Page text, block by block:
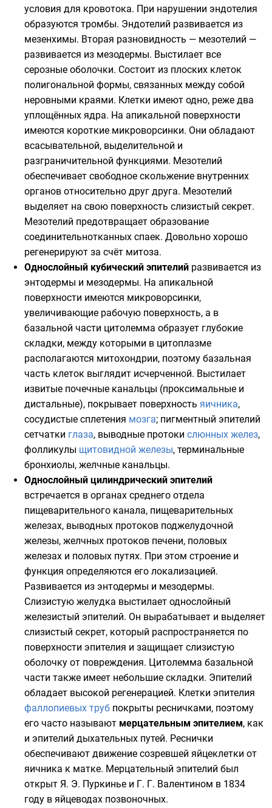
условия для кровотока. При нарушении эндотелия
образуются тромбы. Эндотелий развивается из
мезенхимы. Вторая разновидность — мезотелий —
развивается из мезодермы. Выстилает все
серозные оболочки. Состоит из плоских клеток
полигональной формы, связанных между собой
неровными краями. Клетки имеют одно, реже два
уплощённых ядра. На апикальной поверхности
имеются короткие микроворсинки. Они обладают
всасывательной, выделительной и
разграничительной функциями. Мезотелий
обеспечивает свободное скольжение внутренних
органов относительно друг друга. Мезотелий
выделяет на свою поверхность слизистый секрет.
Мезотелий предотвращает образование
соединительнотканных спаек. Довольно хорошо
регенерируют за счёт митоза.
Однослойный кубический эпителий развивается из
энтодермы и мезодермы. На апикальной
поверхности имеются микроворсинки,
увеличивающие рабочую поверхность, а в
базальной части цитолемма образует глубокие
складки, между которыми в цитоплазме
располагаются митохондрии, поэтому базальная
часть клеток выглядит исчерченной. Выстилает
извитые почечные канальцы (проксимальные и
дистальные), покрывает поверхность яичника,
сосудистые сплетения мозга; пигментный эпителий
сетчатки глаза, выводные протоки слюнных желез,
фолликулы щитовидной железы, терминальные
бронхиолы, желчные канальцы.
Однослойный цилиндрический эпителий
встречается в органах среднего отдела
пищеварительного канала, пищеварительных
железах, выводных протоков поджелудочной
железы, желчных протоков печени, половых
железах и половых путях. При этом строение и
функция определяются его локализацией.
Развивается из энтодермы и мезодермы.
Слизистую желудка выстилает однослойный
железистый эпителий. Он вырабатывает и выделяет
слизистый секрет, который распространяется по
поверхности эпителия и защищает слизистую
оболочку от повреждения. Цитолемма базальной
части также имеет небольшие складки. Эпителий
обладает высокой регенерацией. Клетки эпителия
фаллопиевых труб покрыты ресничками, поэтому
его часто называют мерцательным эпителием, как
и эпителий дыхательных путей. Реснички
обеспечивают движение созревшей яйцеклетки от
яичника к матке. Мерцательный эпителий был
открыт Я. Э. Пуркинье и Г. Г. Валентином в 1834
году в яйцеводах позвоночных.